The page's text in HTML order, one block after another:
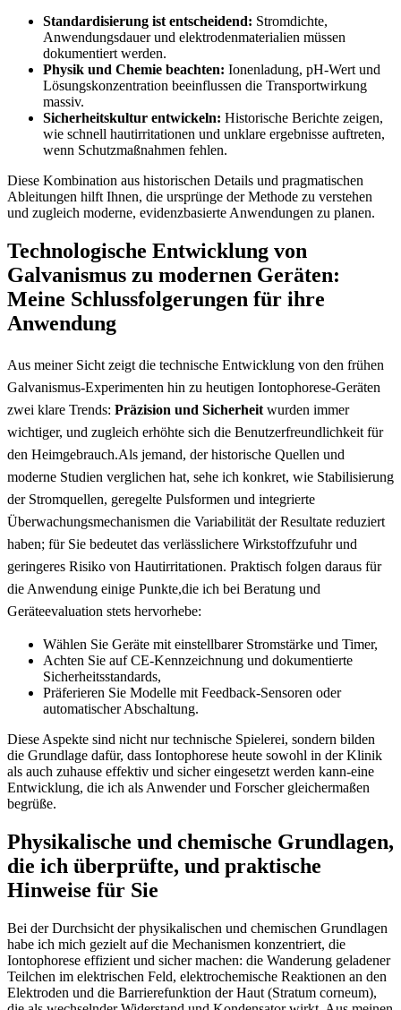
Standardisierung ist​ entscheidend: Stromdichte,
Anwendungsdauer​ und⁤ elektrodenmaterialien müssen
dokumentiert werden.
Physik ⁣und Chemie beachten: Ionenladung, pH-Wert und
Lösungskonzentration beeinflussen die⁤ Transportwirkung
massiv.
Sicherheitskultur entwickeln: Historische Berichte zeigen,
⁢wie schnell hautirritationen und unklare ergebnisse auftreten,
wenn ‌Schutzmaßnahmen fehlen.
Diese Kombination aus⁢ historischen Details und pragmatischen
Ableitungen hilft‌ Ihnen, die‍ ursprünge​ der Methode zu verstehen
und ​zugleich moderne, ⁤evidenzbasierte Anwendungen zu planen.
Technologische Entwicklung ⁤von
Galvanismus zu ⁣modernen Geräten:
Meine Schlussfolgerungen für‌ ihre
Anwendung
Aus meiner Sicht zeigt die technische Entwicklung von⁤ den frühen
Galvanismus‑Experimenten hin zu heutigen Iontophorese‑Geräten
zwei klare Trends: Präzision‌ und Sicherheit wurden immer
wichtiger, und zugleich erhöhte⁢ sich die Benutzerfreundlichkeit⁢ für
den Heimgebrauch.Als jemand,⁣ der historische ‍Quellen und
moderne Studien verglichen hat, ‌sehe‌ ich konkret, wie Stabilisierung
der ⁢Stromquellen, ‍geregelte Pulsformen und integrierte
‌Überwachungsmechanismen die Variabilität der Resultate reduziert
haben;⁤ für Sie bedeutet das ⁤verlässlichere Wirkstoffzufuhr und
geringeres Risiko von Hautirritationen. Praktisch folgen ‌daraus für
die Anwendung einige Punkte,die ich bei Beratung und
‌Geräteevaluation stets hervorhebe:⁤
Wählen Sie Geräte mit einstellbarer Stromstärke ‌und Timer,
Achten Sie auf‍ CE‑Kennzeichnung und ​dokumentierte
Sicherheitsstandards,
Präferieren Sie ⁢Modelle mit Feedback‑Sensoren oder
automatischer Abschaltung.
Diese⁢ Aspekte sind nicht nur technische Spielerei, sondern ⁢bilden
die ⁣Grundlage dafür, dass​ Iontophorese heute sowohl in der⁢ Klinik
als auch zuhause⁣ effektiv und sicher eingesetzt werden ⁢kann-eine
Entwicklung, die ich als Anwender und Forscher gleichermaßen
begrüße.
Physikalische und chemische Grundlagen,
⁤die ich überprüfte, und praktische
Hinweise für Sie
Bei der ‍Durchsicht der physikalischen und chemischen‍ Grundlagen
habe ich mich gezielt auf die Mechanismen konzentriert, die ​
Iontophorese effizient und sicher machen: die Wanderung geladener
Teilchen im elektrischen Feld, elektrochemische Reaktionen⁣ an​ den
Elektroden und die Barrierefunktion ‌der ⁣Haut (Stratum corneum),